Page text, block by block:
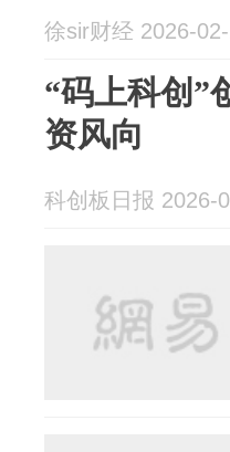
徐sir财经 2026-
“码上科创”
资风向
科创板日报 2026-